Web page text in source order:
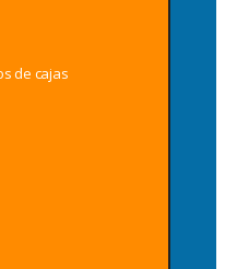
de cajas